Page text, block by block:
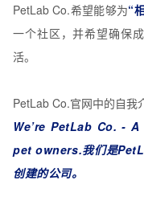
PetLab Co.希望能够为“
一个社区，并希望确保
活。
PetLab Co.官网中的自我
We’re PetLab Co. -
pet owners.我们是
创建的公司。